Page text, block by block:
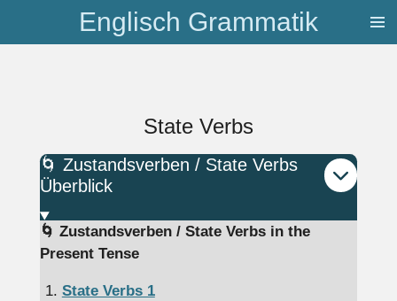
Hauptinhalt
Englisch Grammatik
State Verbs
🌀 Zustandsverben / State Verbs
Überblick
🌀 Zustandsverben / State Verbs in the
Present Tense
State Verbs 1